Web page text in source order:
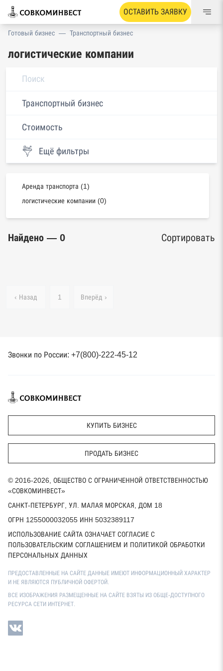
ОСТАВИТЬ ЗАЯВКУ
Готовый бизнес — Транспортный бизнес
логистические компании
Транспортный бизнес
Стоимость
Ещё фильтры
Аренда транспорта (1)
логистические компании (0)
Найдено — 0 Сортировать
‹ Назад 1 Вперёд ›
Звонки по России: +7(800)-222-45-12
КУПИТЬ БИЗНЕС
ПРОДАТЬ БИЗНЕС
© 2016-2026, ОБЩЕСТВО С ОГРАНИЧЕННОЙ ОТВЕТСТВЕННОСТЬЮ
«СОВКОМИНВЕСТ»
САНКТ-ПЕТЕРБУРГ, УЛ. МАЛАЯ МОРСКАЯ, ДОМ 18
ОГРН 1255000032055 ИНН 5032389117
ИСПОЛЬЗОВАНИЕ САЙТА ОЗНАЧАЕТ СОГЛАСИЕ С
ПОЛЬЗОВАТЕЛЬСКИМ СОГЛАШЕНИЕМ И ПОЛИТИКОЙ ОБРАБОТКИ
ПЕРСОНАЛЬНЫХ ДАННЫХ
ПРЕДОСТАВЛЕННЫЕ НА САЙТЕ ДАННЫЕ ИМЕЮТ ИНФОРМАЦИОННЫЙ ХАРАКТЕР
И НЕ ЯВЛЯЮТСЯ ПУБЛИЧНОЙ ОФЕРТОЙ.
ВСЕ ИЗОБРАЖЕНИЯ РАЗМЕЩЕННЫЕ НА САЙТЕ ВЗЯТЫ ИЗ ОБЩЕ-ДОСТУПНОГО
РЕСУРСА СЕТИ ИНТЕРНЕТ.